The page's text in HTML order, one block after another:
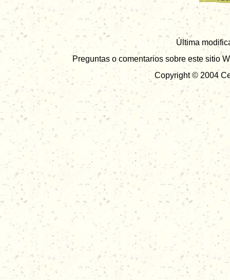
Última
Preguntas o comentarios sobre este sitio
Copyright © 2004